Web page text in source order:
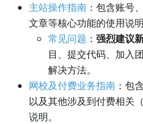
主站操作指南 ：包含账号
文章等核心功能的使用说明
常见问题 ： 强烈建议
目、提交代码、加入
解决方法。
网校及付费业务指南 ：包
以及其他涉及到付费相关
说明。